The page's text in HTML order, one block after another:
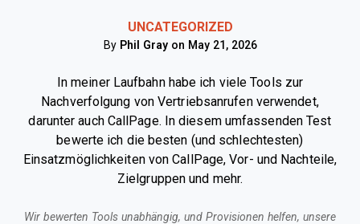
UNCATEGORIZED
By Phil Gray on May 21, 2026
In meiner Laufbahn habe ich viele Tools zur
Nachverfolgung von Vertriebsanrufen verwendet,
darunter auch CallPage. In diesem umfassenden Test
bewerte ich die besten (und schlechtesten)
Einsatzmöglichkeiten von CallPage, Vor- und Nachteile,
Zielgruppen und mehr.
Wir bewerten Tools unabhängig, und Provisionen helfen, unsere